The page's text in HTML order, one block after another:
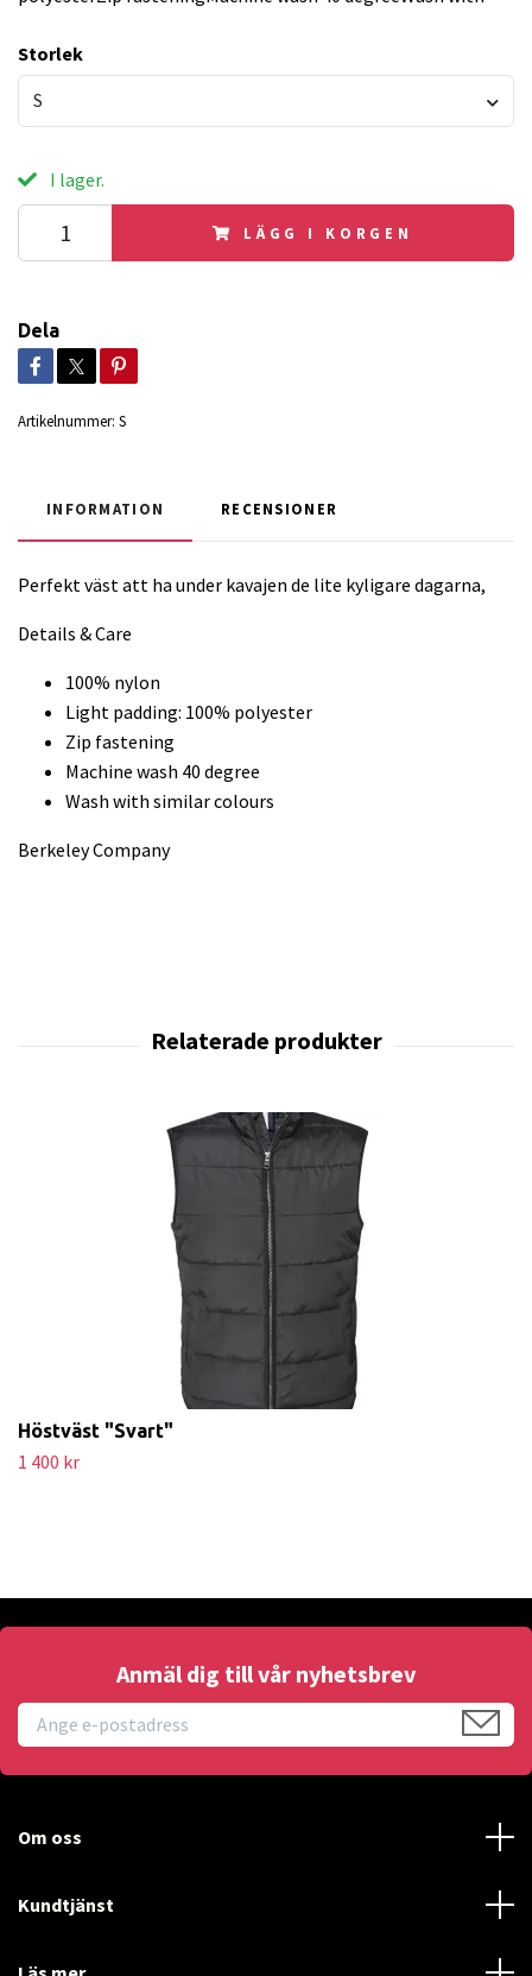
Storlek
S
I lager.
LÄGG I KORGEN
Dela
Artikelnummer: S
INFORMATION RECENSIONER
Perfekt väst att ha under kavajen de lite kyligare dagarna,
Details & Care
100% nylon
Light padding: 100% polyester
Zip fastening
Machine wash 40 degree
Wash with similar colours
Berkeley Company
Höstväst "Svart"
1 400 kr
Anmäl dig till vår nyhetsbrev
Om oss
Kundtjänst